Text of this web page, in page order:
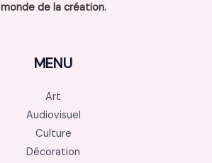
monde de la création.
MENU
Art
Audiovisuel
Culture
Décoration